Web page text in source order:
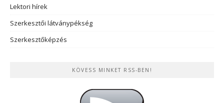
Lektori hírek
Szerkesztői látványpékség
Szerkesztőképzés
KÖVESS MINKET RSS-BEN!